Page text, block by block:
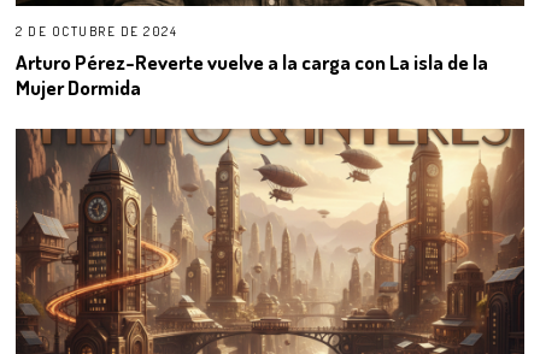
2 DE OCTUBRE DE 2024
Arturo Pérez-Reverte vuelve a la carga con La isla de la
Mujer Dormida